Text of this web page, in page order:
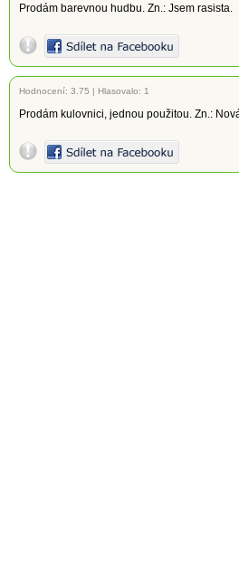
Prodám barevnou hudbu. Zn.: Jsem rasista.
Hodnocení: 3.75 | Hlasovalo: 1
Prodám kulovnici, jednou použitou. Zn.: